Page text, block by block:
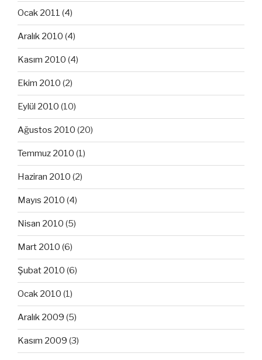
Ocak 2011 (4)
Aralık 2010 (4)
Kasım 2010 (4)
Ekim 2010 (2)
Eylül 2010 (10)
Ağustos 2010 (20)
Temmuz 2010 (1)
Haziran 2010 (2)
Mayıs 2010 (4)
Nisan 2010 (5)
Mart 2010 (6)
Şubat 2010 (6)
Ocak 2010 (1)
Aralık 2009 (5)
Kasım 2009 (3)